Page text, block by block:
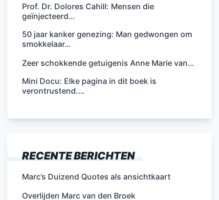
Prof. Dr. Dolores Cahill: Mensen die
geïnjecteerd…
50 jaar kanker genezing: Man gedwongen om
smokkelaar…
Zeer schokkende getuigenis Anne Marie van…
Mini Docu: Elke pagina in dit boek is
verontrustend.…
RECENTE BERICHTEN
Marc’s Duizend Quotes als ansichtkaart
Overlijden Marc van den Broek